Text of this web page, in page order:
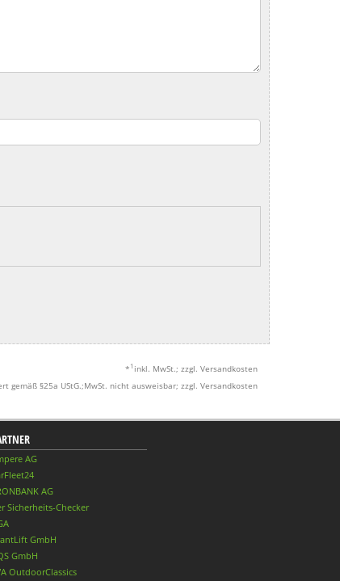
* 1 inkl. MwSt.; zzgl. Versandkosten
gemäß §25a UStG.;MwSt. nicht ausweisbar; zzgl. Versandkosten
AG
AG
Sicherheits-Checker
GmbH
GmbH
OutdoorClassics